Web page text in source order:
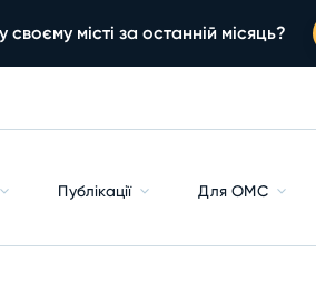
місті за останній місяць?
Публікації Для ОМС